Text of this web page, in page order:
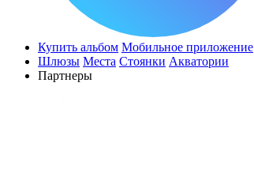
Купить альбом Мобильное приложение
Шлюзы Места Стоянки Акватории
Партнеры